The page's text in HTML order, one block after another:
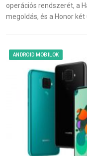
operációs rendszerét, a
megoldás, és a Honor két
ANDROID MOBILOK